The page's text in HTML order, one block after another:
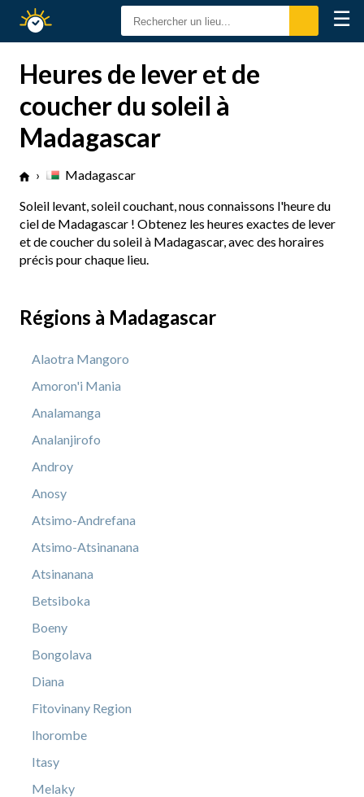
Calendrier
Solaire
☰
Heures de lever et de
coucher du soleil à
Madagascar
›
Madagascar
Soleil levant, soleil couchant, nous connaissons l'heure du
ciel de Madagascar ! Obtenez les heures exactes de lever
et de coucher du soleil à Madagascar, avec des horaires
précis pour chaque lieu.
Régions à Madagascar
Alaotra Mangoro
Amoron'i Mania
Analamanga
Analanjirofo
Androy
Anosy
Atsimo-Andrefana
Atsimo-Atsinanana
Atsinanana
Betsiboka
Boeny
Bongolava
Diana
Fitovinany Region
Ihorombe
Itasy
Melaky